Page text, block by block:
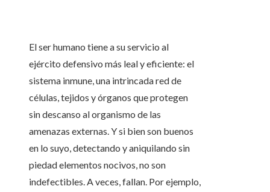
El ser humano tiene a su servicio al
ejército defensivo más leal y eficiente: el
sistema inmune, una intrincada red de
células, tejidos y órganos que protegen
sin descanso al organismo de las
amenazas externas. Y si bien son buenos
en lo suyo, detectando y aniquilando sin
piedad elementos nocivos, no son
indefectibles. A veces, fallan. Por ejemplo,